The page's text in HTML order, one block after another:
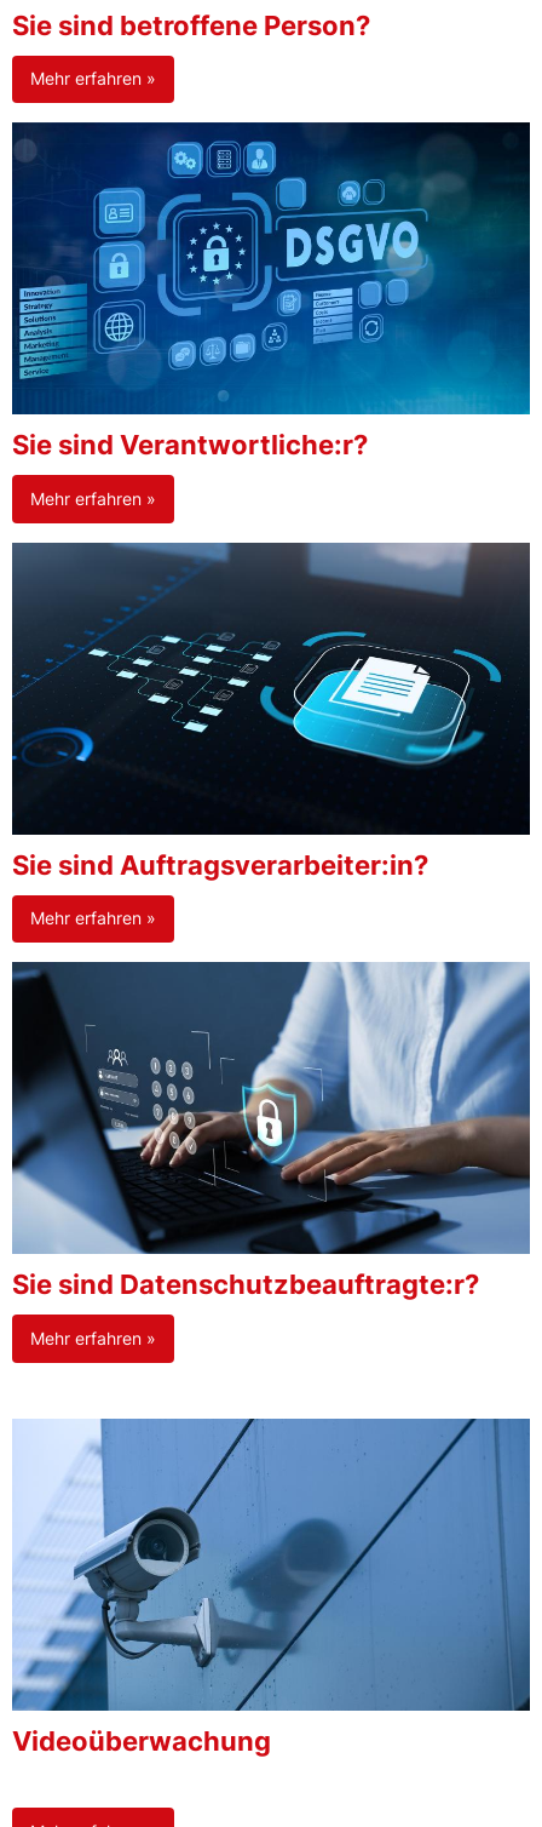
Sie sind betroffene Person?
Mehr erfahren »
Sie sind Verantwortliche:r?
Mehr erfahren »
Sie sind Auftragsverarbeiter:in?
Mehr erfahren »
Sie sind Datenschutzbeauftragte:r?
Mehr erfahren »
Videoüberwachung